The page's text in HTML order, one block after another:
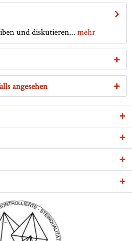
und diskutieren... mehr
angesehen